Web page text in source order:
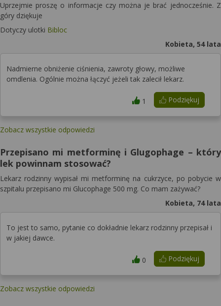
Uprzejmie proszę o informacje czy można je brać jednocześnie. Z
góry dziękuje
Dotyczy ulotki Bibloc
Kobieta, 54 lata
Nadmierne obniżenie ciśnienia, zawroty głowy, możliwe
omdlenia. Ogólnie można łączyć jeżeli tak zalecił lekarz.
Podziękuj
1
Zobacz wszystkie odpowiedzi
Przepisano mi metforminę i Glugophage – który
lek powinnam stosować?
Lekarz rodzinny wypisał mi metforminę na cukrzyce, po pobycie w
szpitalu przepisano mi Glucophage 500 mg. Co mam zażywać?
Kobieta, 74 lata
To jest to samo, pytanie co dokładnie lekarz rodzinny przepisał i
w jakiej dawce.
Podziękuj
0
Zobacz wszystkie odpowiedzi